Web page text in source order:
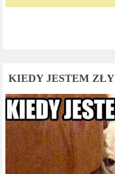
KIEDY JESTEM ZŁY